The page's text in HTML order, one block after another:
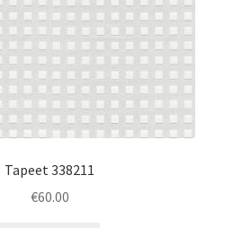
Tapeet 338211
€60.00